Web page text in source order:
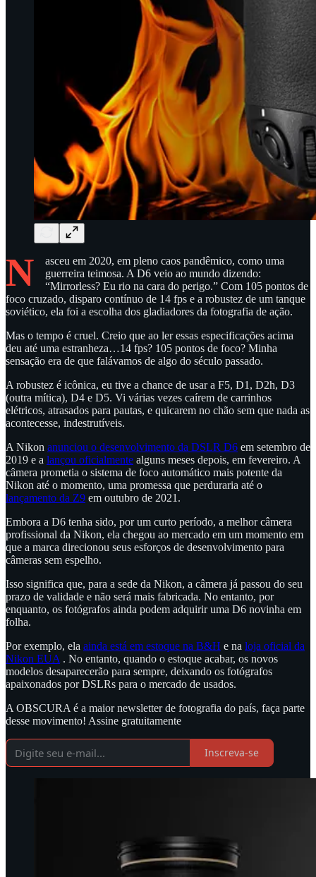
N
asceu em 2020, em pleno caos pandêmico, como uma
guerreira teimosa. A D6 veio ao mundo dizendo:
“Mirrorless? Eu rio na cara do perigo.” Com 105 pontos de
foco cruzado, disparo contínuo de 14 fps e a robustez de um tanque
soviético, ela foi a escolha dos gladiadores da fotografia de ação.
Mas o tempo é cruel. Creio que ao ler essas especificações acima
deu até uma estranheza…14 fps? 105 pontos de foco? Minha
sensação era de que falávamos de algo do século passado.
A robustez é icônica, eu tive a chance de usar a F5, D1, D2h, D3
(outra mítica), D4 e D5. Vi várias vezes caírem de carrinhos
elétricos, atrasados para pautas, e quicarem no chão sem que nada as
acontecesse, indestrutíveis.
A Nikon anunciou o desenvolvimento da DSLR D6 em setembro de
2019 e a lançou oficialmente alguns meses depois, em fevereiro. A
câmera prometia o sistema de foco automático mais potente da
Nikon até o momento, uma promessa que perduraria até o
lançamento da Z9 em outubro de 2021.
Embora a D6 tenha sido, por um curto período, a melhor câmera
profissional da Nikon, ela chegou ao mercado em um momento em
que a marca direcionou seus esforços de desenvolvimento para
câmeras sem espelho.
Isso significa que, para a sede da Nikon, a câmera já passou do seu
prazo de validade e não será mais fabricada. No entanto, por
enquanto, os fotógrafos ainda podem adquirir uma D6 novinha em
folha.
Por exemplo, ela ainda está em estoque na B&H e na loja oficial da
Nikon EUA . No entanto, quando o estoque acabar, os novos
modelos desaparecerão para sempre, deixando os fotógrafos
apaixonados por DSLRs para o mercado de usados.
A OBSCURA é a maior newsletter de fotografia do país, faça parte
desse movimento! Assine gratuitamente
Inscreva-se